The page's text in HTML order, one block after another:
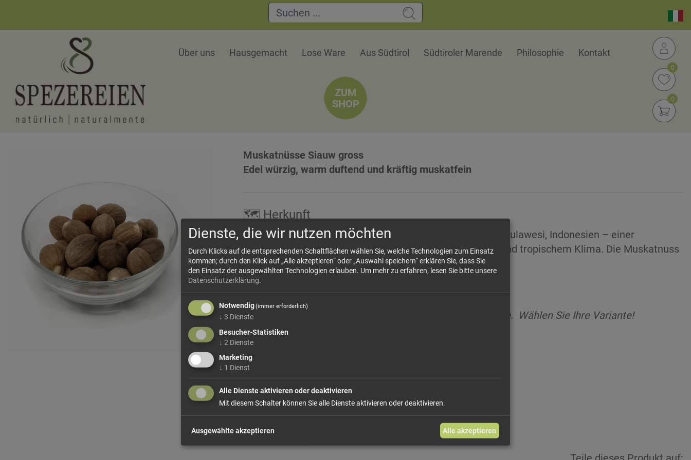
Über uns Hausgemacht Lose Ware Aus Südtirol Südtiroler Marende Philosophie Kontakt
0
0
ZUM
SHOP
Muskatnüsse Siauw gross
Edel würzig, warm duftend und kräftig muskatfein
🗺 Herkunft
Siauw-Muskatnüsse stammen von der Insel
in Nord-Sulawesi, Indonesien – einer
traditionsreichen Muskatregion mit vulkanischen Böden und tropischem Klima. Die Muskatnuss
ist ursprünglich in Indonesien beheimatet...
mehr Infos +
Dieses Produkt führen wir lose, ganz sowie gemahlen. Wählen Sie Ihre Variante!
weiter einkaufen
Dienste, die wir nutzen möchten
Durch Klicks auf die entsprechenden Schaltflächen wählen Sie, welche Technologien zum Einsatz
kommen; durch den Klick auf „Alle akzeptieren“ oder „Auswahl speichern“ erklären Sie, dass Sie
den Einsatz der ausgewählten Technologien erlauben. Um mehr zu erfahren, lesen Sie bitte unsere
Datenschutzerklärung.
Notwendig(immer erforderlich)
↓ 3 Dienste
Besucher-Statistiken
↓ 2 Dienste
Marketing
↓ 1 Dienst
Alle Dienste aktivieren oder deaktivieren
Mit diesem Schalter können Sie alle Dienste aktivieren oder deaktivieren.
Ausgewählte akzeptieren Alle akzeptieren